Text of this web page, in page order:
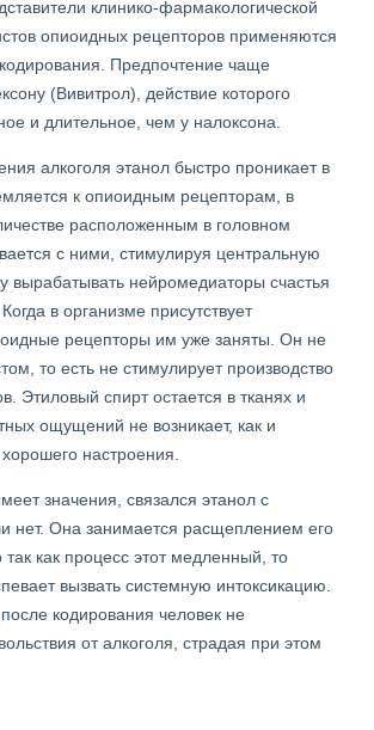
клинико-фармакологической
опиоидных рецепторов применяются
Предпочтение чаще
(Вивитрол), действие которого
и длительное, чем у налоксона.
алкоголя этанол быстро проникает в
к опиоидным рецепторам, в
расположенным в головном
с ними, стимулируя центральную
вырабатывать нейромедиаторы счастья
в организме присутствует
рецепторы им уже заняты. Он не
то есть не стимулирует производство
Этиловый спирт остается в тканях и
ощущений не возникает, как и
настроения.
значения, связался этанол с
нет. Она занимается расщеплением его
как процесс этот медленный, то
вызвать системную интоксикацию.
кодирования человек не
от алкоголя, страдая при этом